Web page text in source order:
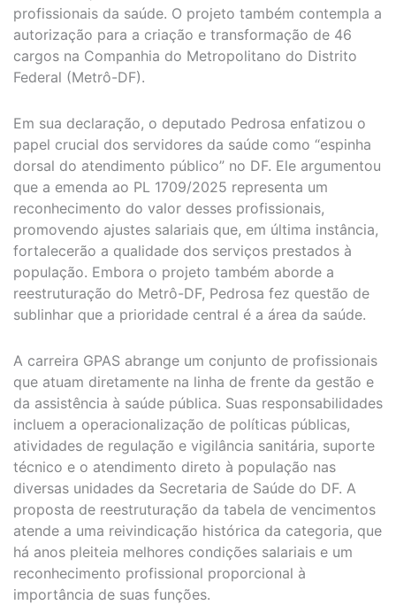
profissionais da saúde. O projeto também contempla a
autorização para a criação e transformação de 46
cargos na Companhia do Metropolitano do Distrito
Federal (Metrô-DF).
Em sua declaração, o deputado Pedrosa enfatizou o
papel crucial dos servidores da saúde como “espinha
dorsal do atendimento público” no DF. Ele argumentou
que a emenda ao PL 1709/2025 representa um
reconhecimento do valor desses profissionais,
promovendo ajustes salariais que, em última instância,
fortalecerão a qualidade dos serviços prestados à
população. Embora o projeto também aborde a
reestruturação do Metrô-DF, Pedrosa fez questão de
sublinhar que a prioridade central é a área da saúde.
A carreira GPAS abrange um conjunto de profissionais
que atuam diretamente na linha de frente da gestão e
da assistência à saúde pública. Suas responsabilidades
incluem a operacionalização de políticas públicas,
atividades de regulação e vigilância sanitária, suporte
técnico e o atendimento direto à população nas
diversas unidades da Secretaria de Saúde do DF. A
proposta de reestruturação da tabela de vencimentos
atende a uma reivindicação histórica da categoria, que
há anos pleiteia melhores condições salariais e um
reconhecimento profissional proporcional à
importância de suas funções.